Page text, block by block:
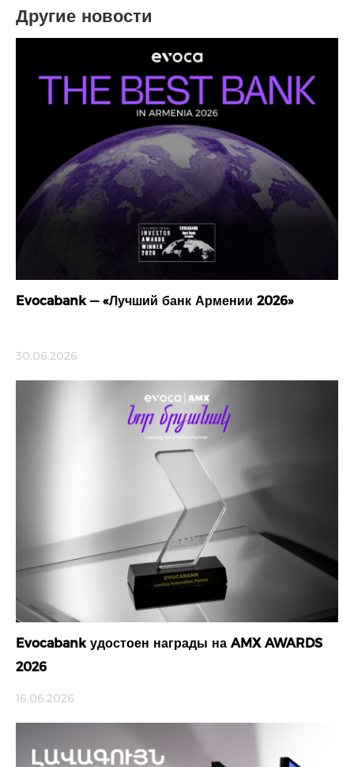
Другие новости
Evocabank — «Лучший банк Армении 2026»
30.06.2026
Evocabank удостоен награды на AMX AWARDS
2026
16.06.2026